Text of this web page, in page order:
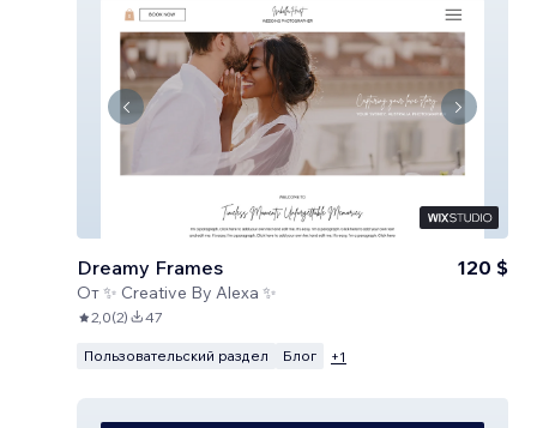
Dreamy Frames
От✨ Creative By Alexa ✨
120 $
2,0(2) 47
Пользовательский раздел Блог +1